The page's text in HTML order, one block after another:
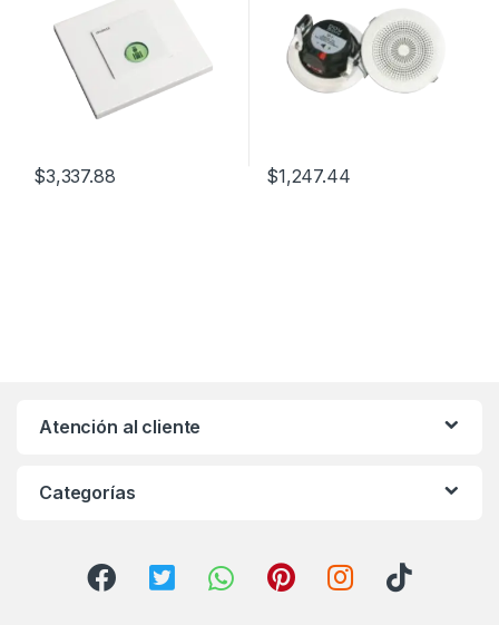
$3,337.88 $1,247.44
Atención al cliente
Categorías